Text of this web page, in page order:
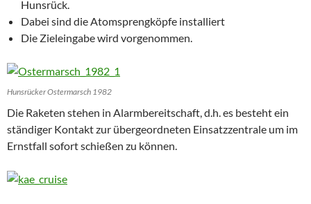
Hunsrück.
Dabei sind die Atomsprengköpfe installiert
Die Zieleingabe wird vorgenommen.
Hunsrücker Ostermarsch 1982
Die Raketen stehen in Alarmbereitschaft, d.h. es besteht ein
ständiger Kontakt zur übergeordneten Einsatzzentrale um im
Ernstfall sofort schießen zu können.